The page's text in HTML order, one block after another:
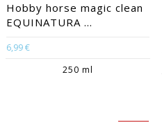
Hobby horse magic clean
EQUINATURA ...
6,99 €
250 ml